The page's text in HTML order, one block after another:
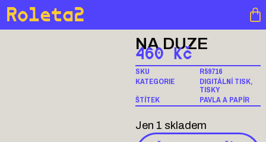
Roleta2
NA DUZE
460 Kč
SKU
R59716
KATEGORIE
DIGITÁLNÍ TISK,
TISKY
ŠTÍTEK
PAVLA A PAPÍR
Jen 1 skladem